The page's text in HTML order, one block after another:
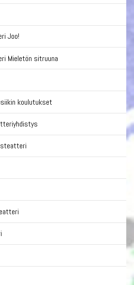
Joo!
Mieletön sitruuna
koulutukset